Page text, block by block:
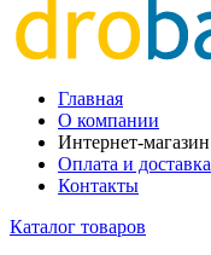
Главная
О компании
Интернет-магазин
Оплата и доставка
Контакты
Каталог товаров